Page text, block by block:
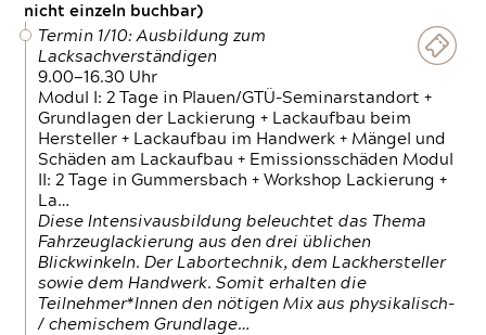
nicht einzeln buchbar)
Termin 1/10: Ausbildung zum
Lacksachverständigen
9.00—16.30 Uhr
Modul I: 2 Tage in Plauen/GTÜ-Seminarstandort +
Grundlagen der Lackierung + Lackaufbau beim
Hersteller + Lackaufbau im Handwerk + Mängel und
Schäden am Lackaufbau + Emissionsschäden Modul
II: 2 Tage in Gummersbach + Workshop Lackierung +
La…
Diese Intensivausbildung beleuchtet das Thema
Fahrzeuglackierung aus den drei üblichen
Blickwinkeln. Der Labortechnik, dem Lackhersteller
sowie dem Handwerk. Somit erhalten die
Teilnehmer*Innen den nötigen Mix aus physikalisch-
/ chemischem Grundlage…